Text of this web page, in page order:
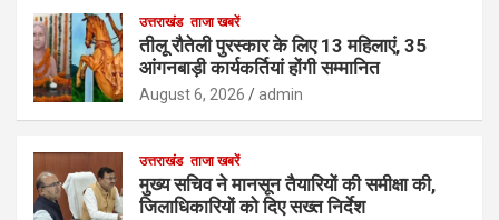
उत्तराखंड ताजा खबरें
तीलू रौतेली पुरस्कार के लिए 13 महिलाएं, 35
आंगनबाड़ी कार्यकर्तियां होंगी सम्मानित
August 6, 2026 admin
उत्तराखंड ताजा खबरें
मुख्य सचिव ने मानसून तैयारियों की समीक्षा की,
जिलाधिकारियों को दिए सख्त निर्देश